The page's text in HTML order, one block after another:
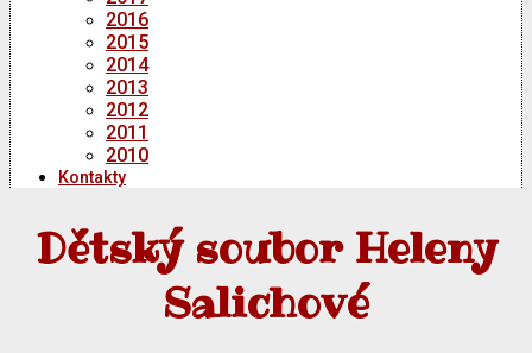
2016
2015
2014
2013
2012
2011
2010
Kontakty
Dětský soubor Heleny
Salichové